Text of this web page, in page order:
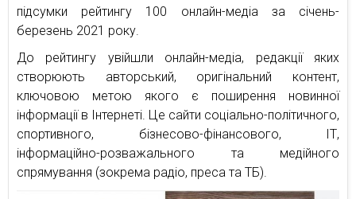
підсумки рейтингу 100 онлайн-медіа за січень-
березень 2021 року.
До рейтингу увійшли онлайн-медіа, редакції яких
створюють авторський, оригінальний контент,
ключовою метою якого є поширення новинної
інформації в Інтернеті. Це сайти соціально-політичного,
спортивного, бізнесово-фінансового, ІТ,
інформаційно-розважального та медійного
спрямування (зокрема радіо, преса та ТБ).